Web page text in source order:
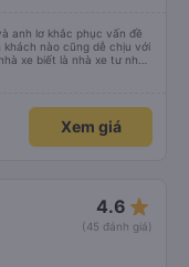
anh lơ khắc phục vấn đề
nào cũng dễ chịu với
xe biết là nhà xe tư nhân
Busline, từ tổng đài cho
Xem giá
4.6 star_rate
(45 đánh giá)